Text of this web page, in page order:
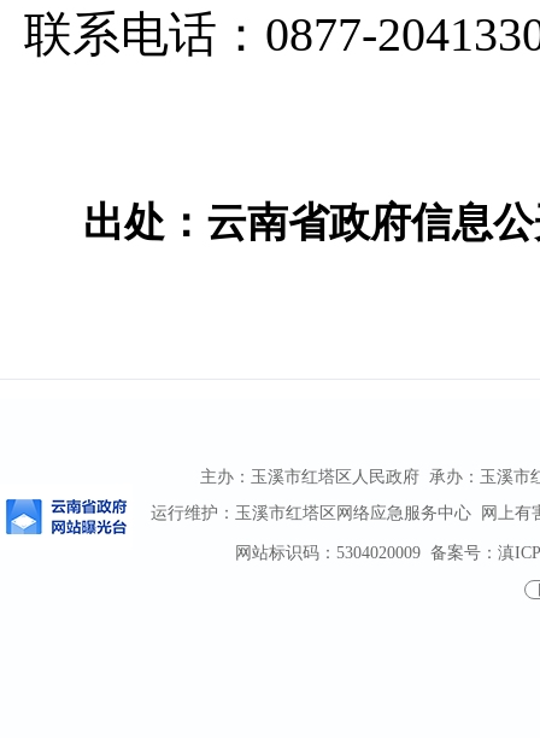
联系电话：0877-
出处：云南省政府信息
主办：玉溪市红塔区人民政府 承办：玉溪市
运行维护：玉溪市红塔区网络应急服务中心 网上有
网站标识码：5304020009备案号：滇